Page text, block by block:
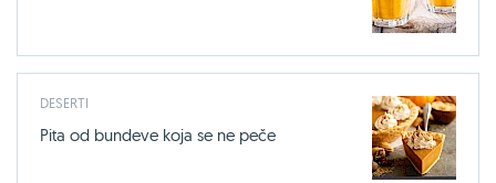
DESERTI
Pita od bundeve koja se ne peče